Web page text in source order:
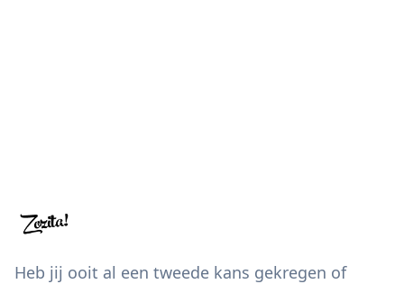
Heb jij ooit al een tweede kans gekregen of